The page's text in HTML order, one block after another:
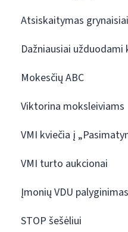
Atsiskaitymas
Dažniausiai užduodami
Mokesčių ABC
Viktorina moksleiviams
VMI kviečia į
VMI turto aukcionai
Įmonių VDU palyginimas
STOP šešėliui